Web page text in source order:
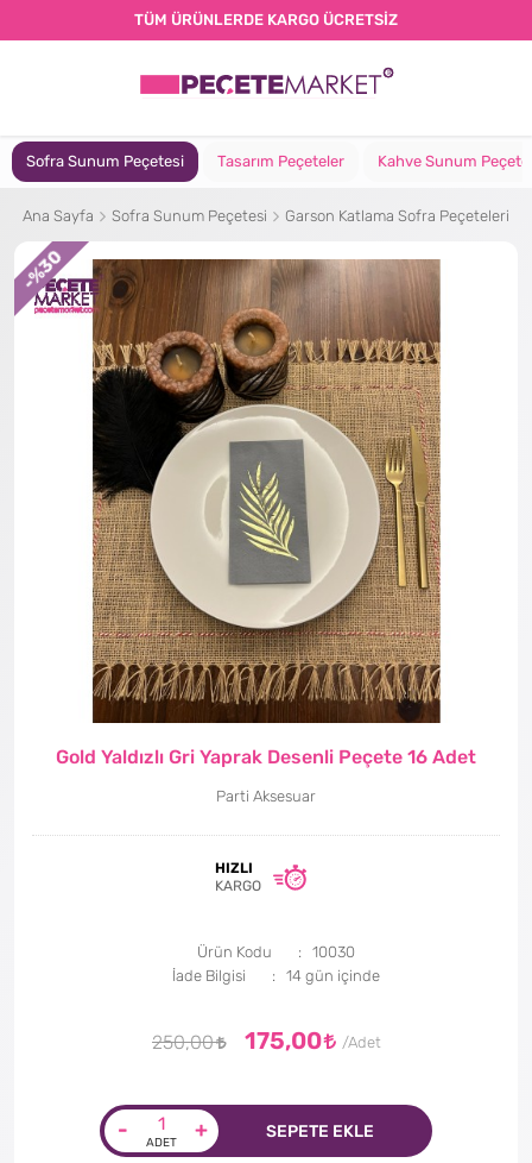
TÜM ÜRÜNLERDE KARGO ÜCRETSİZ
Sofra Sunum Peçetesi Tasarım Peçeteler Kahve Sunum
Ana Sayfa Sofra Sunum Peçetesi Garson Katlama Sofra Peçeteleri
Gold Yaldızlı Gri Yaprak Desenli Peçete 16 Adet
Parti Aksesuar
HIZLI
KARGO
Ürün Kodu
10030
İade Bilgisi
250,00
-
%30
175,00
- + SEPETE EKLE